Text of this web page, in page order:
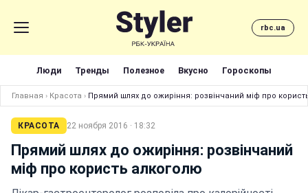
rbc.ua
Люди Тренды Полезное Вкусно Гороскопы
Главная › Красота › Прямий шлях до ожиріння: розвінчаний міф про
КРАСОТА 22 ноября 2016 · 18:32
Прямий шлях до ожиріння: розвінчаний
міф про користь алкоголю